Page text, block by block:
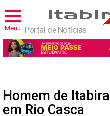
Menu Portal de Notícias
Homem de
em Rio Casca